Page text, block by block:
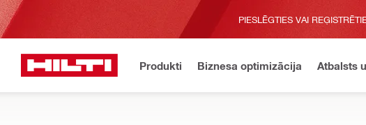
PIESLĒGTIES VAI
Produkti Biznesa optimizācija Atbalsts